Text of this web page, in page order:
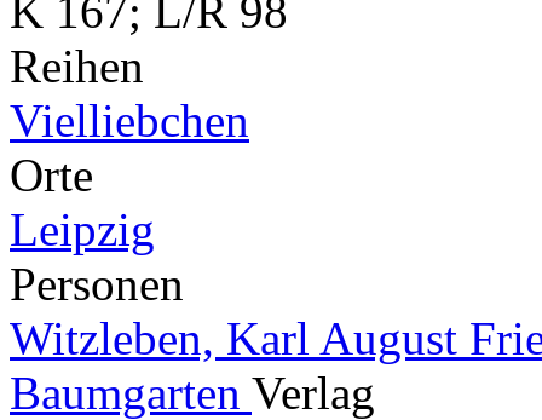
K 167; L/R 98
Reihen
Vielliebchen
Orte
Leipzig
Personen
Witzleben, Karl August
Baumgarten Verlag